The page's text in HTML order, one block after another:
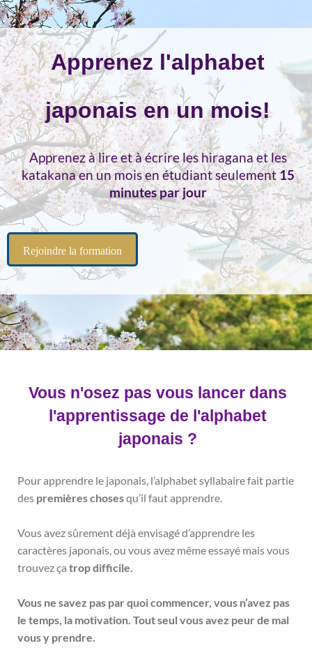
Apprenez l'alphabet
japonais en un mois!
Apprenez à lire et à écrire les hiragana et les
katakana en un mois en étudiant seulement15
minutes par jour
Rejoindre la formation
Vous n'osez pas vous lancer dans
l'apprentissage de l'alphabet
japonais ?
Pour apprendre le japonais, l’alphabet syllabaire fait partie
des premières chosesqu’il faut apprendre.
Vous avez sûrement déjà envisagé d’apprendre les
caractères japonais, ou vous avez même essayé mais vous
trouvez ça trop difficile.
Vous ne savez pas par quoi commencer, vous n’avez pas
le temps, la motivation. Tout seul vous avez peur de mal
vous y prendre.